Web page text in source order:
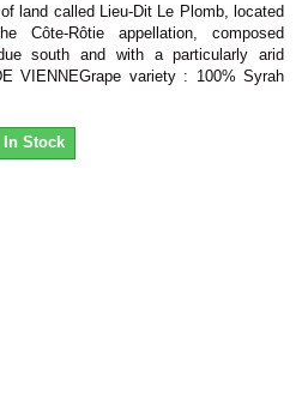
land called Lieu-Dit Le Plomb, located
Rôtie appellation, composed
south and with a particularly arid
VIENNEGrape variety : 100% Syrah
In Stock